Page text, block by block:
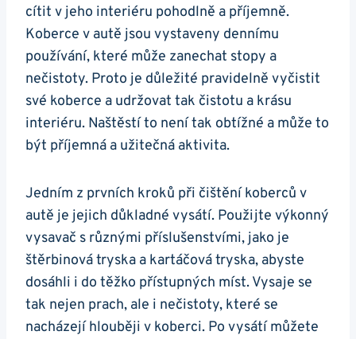
cítit ⁣v jeho​ interiéru pohodlně a příjemně.
Koberce ⁤v autě jsou vystaveny dennímu
‍používání, které může zanechat stopy a‍
nečistoty. Proto⁣ je důležité pravidelně⁢ vyčistit‌
své koberce a ‍udržovat⁢ tak čistotu a krásu
interiéru. Naštěstí⁣ to není ⁤tak obtížné ⁣a může to
být příjemná⁣ a užitečná aktivita.⁢
Jedním z ⁤prvních kroků⁢ při čištění koberců v
autě je jejich důkladné ​vysátí. Použijte výkonný
vysavač⁢ s různými příslušenstvími, jako je
⁢štěrbinová tryska a kartáčová tryska, abyste
dosáhli ‍i ⁢do ⁣těžko‍ přístupných míst. Vysaje se
tak nejen prach, ​ale i nečistoty, které se
nacházejí ‍hlouběji v koberci. Po⁤ vysátí můžete⁤